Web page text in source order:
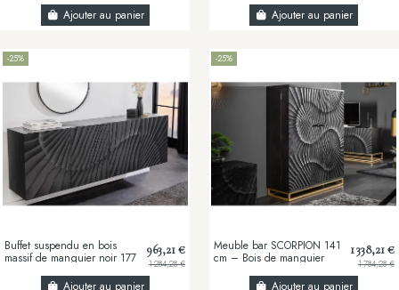
façade 3D... Ajouter au panier piètement noirAjouter au panier
-25%
Buffet suspendu en bois
massif de manguier noir 177
sculpté à la...
963,21 €
1 284,28 €
Ajouter au panier
-25%
Meuble bar SCORPION 141
cm – Bois de manguier
1 338,21 €
1 784,28 €
Ajouter au panier